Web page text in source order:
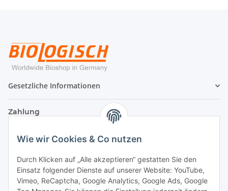
Wie wir Cookies & Co nutzen
Durch Klicken auf „Alle akzeptieren“ gestatten Sie den
Einsatz folgender Dienste auf unserer Website: YouTube,
Vimeo, ReCaptcha, Google Analytics, Google Ads, Google
Gesetzliche Informationen
Zahlung